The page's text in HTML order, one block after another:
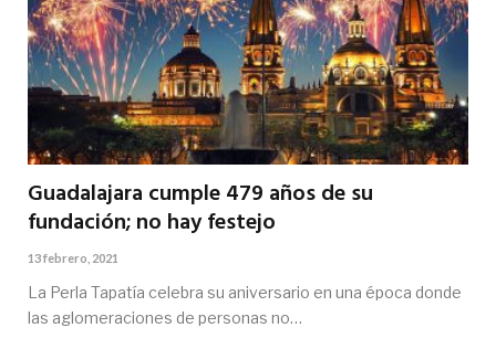
Guadalajara cumple 479 años de su
fundación; no hay festejo
13 febrero, 2021
La Perla Tapatía celebra su aniversario en una época donde
las aglomeraciones de personas no…